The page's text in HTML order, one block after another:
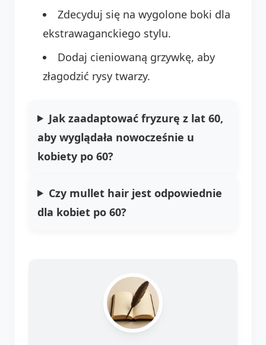
Zdecyduj się na wygolone boki dla
ekstrawaganckiego stylu.
Dodaj cieniowaną grzywkę, aby
złagodzić rysy twarzy.
Jak zaadaptować fryzurę z lat 60,
aby wyglądała nowocześnie u
kobiety po 60?
Czy mullet hair jest odpowiednie
dla kobiet po 60?